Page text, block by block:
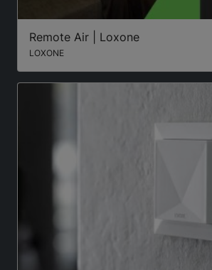
Remote Air | Loxone
LOXONE